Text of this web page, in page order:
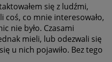
się z ludźmi,
coś, co mnie interesowało,
nie było. Czasami
mieli, lub odezwali się
u nich pojawiło. Bez tego